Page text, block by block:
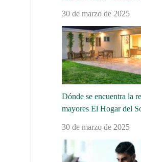
30 de marzo de 2025
Dónde se encuentra la
mayores El Hogar del
30 de marzo de 2025